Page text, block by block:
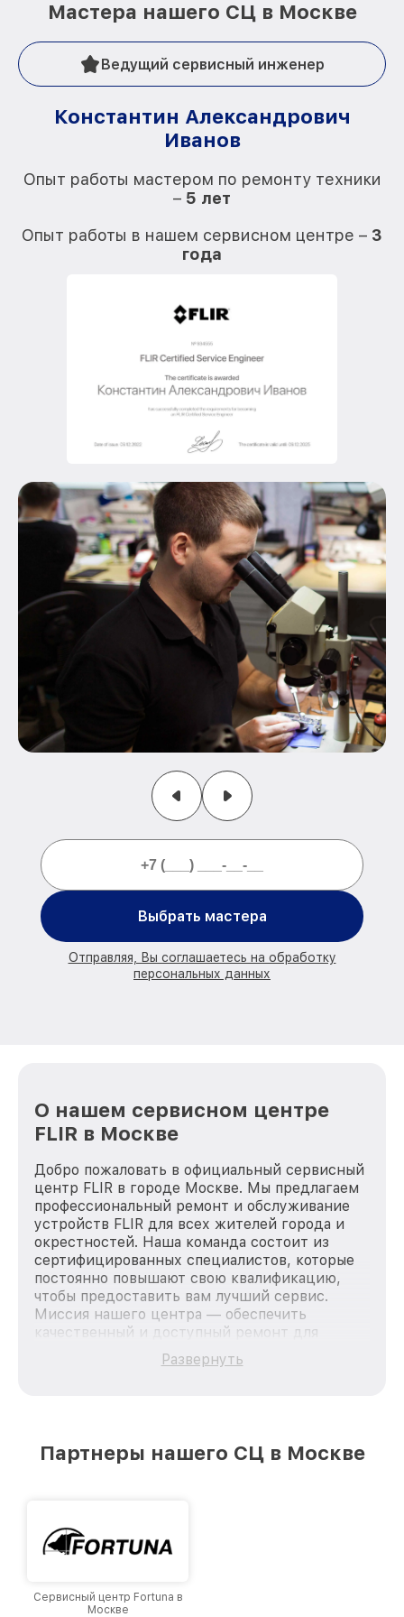
Мастера нашего СЦ в Москве
Ведущий сервисный инженер
Константин Александрович
Иванов
Опыт работы мастером по ремонту техники
– 5 лет
Опыт работы в нашем сервисном центре – 3
года
Выбрать мастера
Отправляя, Вы соглашаетесь на обработку
персональных данных
О нашем сервисном центре
FLIR в Москве
Добро пожаловать в официальный сервисный
центр FLIR в городе Москве. Мы предлагаем
профессиональный ремонт и обслуживание
устройств FLIR для всех жителей города и
окрестностей. Наша команда состоит из
сертифицированных специалистов, которые
постоянно повышают свою квалификацию,
чтобы предоставить вам лучший сервис.
Миссия нашего центра — обеспечить
качественный и доступный ремонт для
каждого пользователя продукции FLIR, вне
зависимости от сложности поломки. Мы
Москве, постоянно повышая уровень доверия
Развернуть
Партнеры нашего СЦ в Москве
Сервисный центр Fortuna в
Москве